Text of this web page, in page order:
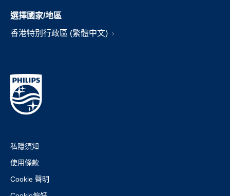
選擇國家/地區
香港特別行政區 (繁體中文)
私隱須知
使用條款
Cookie 聲明